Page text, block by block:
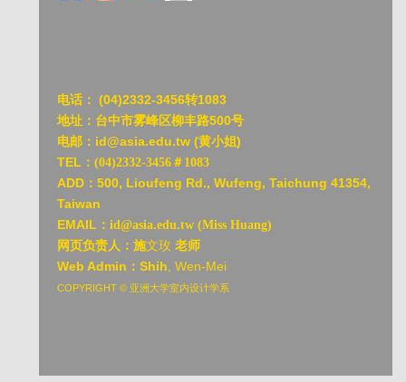
电话： (04)2332-3456转1083
地址：台中市雾峰区柳丰路500号
电邮：id@asia.edu.tw (黄小姐)
TEL： (04)2332-3456＃1083
ADD： 500, Lioufeng Rd., Wufeng, Taichung 41354,
Taiwan
EMAIL： id@asia.edu.tw (Miss Huang)
网页负责人：施文玫 老师
Web Admin：Shih , Wen-Mei
COPYRIGHT © 亚洲大学室内设计学系